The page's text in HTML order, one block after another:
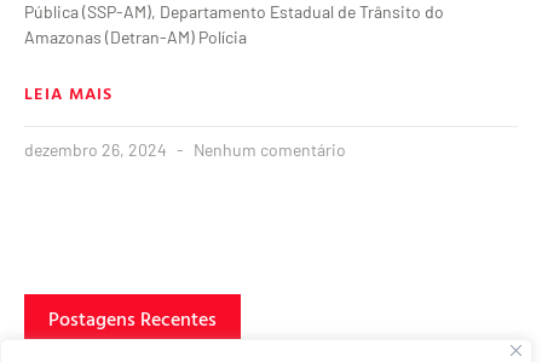
Pública (SSP-AM), Departamento Estadual de Trânsito do
Amazonas (Detran-AM) Polícia
LEIA MAIS
dezembro 26, 2024 Nenhum comentário
Postagens Recentes